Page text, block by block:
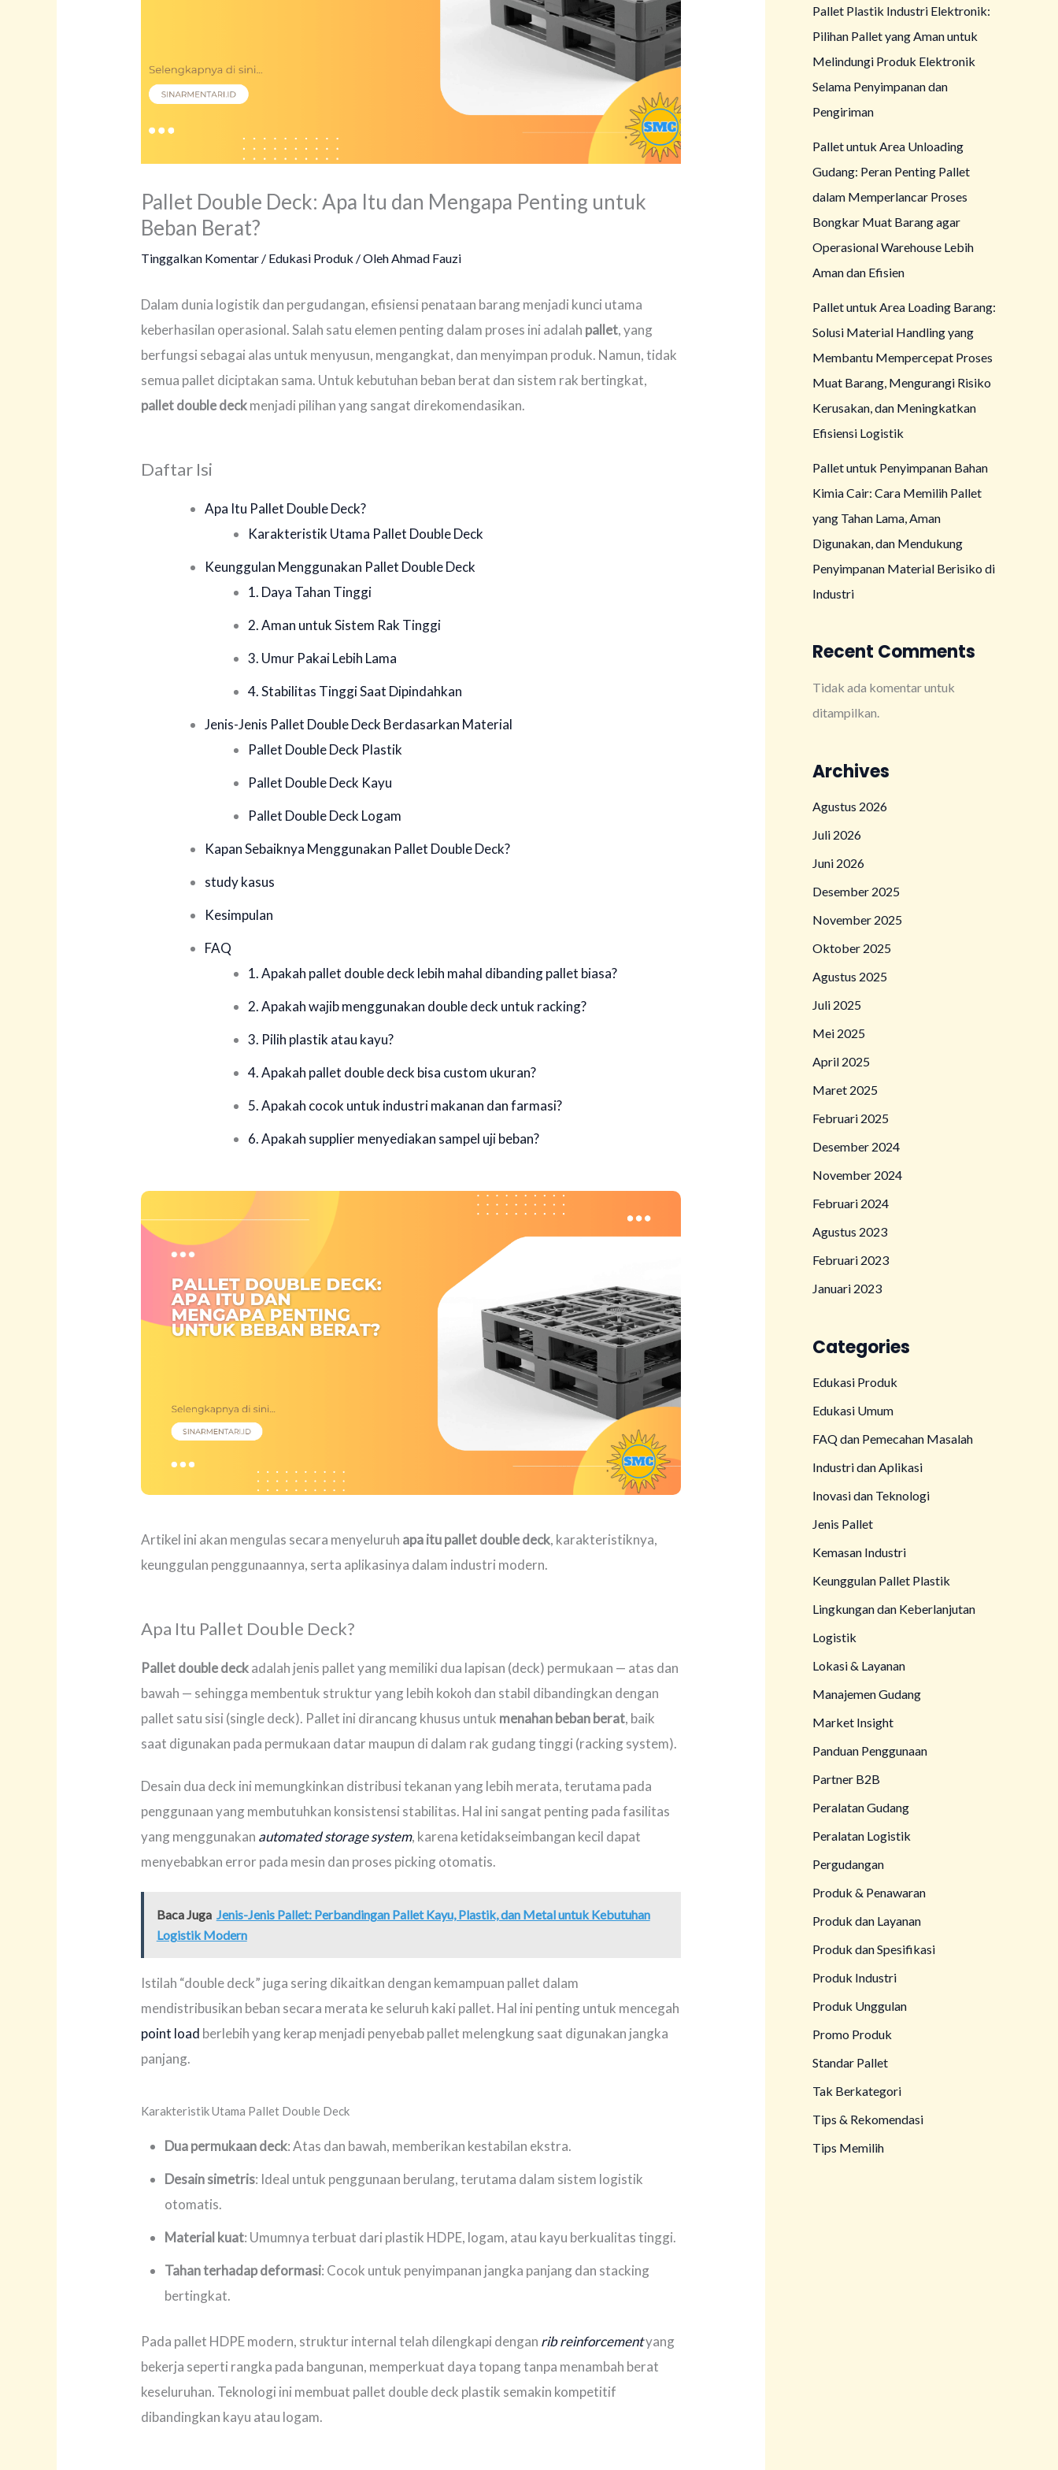
Pallet Double Deck: Apa Itu dan Mengapa Penting untuk
Beban Berat?
Tinggalkan Komentar / Edukasi Produk / OlehAhmad Fauzi
Dalam dunia logistik dan pergudangan, efisiensi penataan barang menjadi kunci utama
keberhasilan operasional. Salah satu elemen penting dalam proses ini adalah pallet, yang
berfungsi sebagai alas untuk menyusun, mengangkat, dan menyimpan produk. Namun, tidak
semua pallet diciptakan sama. Untuk kebutuhan beban berat dan sistem rak bertingkat,
pallet double deckmenjadi pilihan yang sangat direkomendasikan.
Daftar Isi
Apa Itu Pallet Double Deck?
Karakteristik Utama Pallet Double Deck
Keunggulan Menggunakan Pallet Double Deck
1. Daya Tahan Tinggi
2. Aman untuk Sistem Rak Tinggi
3. Umur Pakai Lebih Lama
4. Stabilitas Tinggi Saat Dipindahkan
Jenis-Jenis Pallet Double Deck Berdasarkan Material
Pallet Double Deck Plastik
Pallet Double Deck Kayu
Pallet Double Deck Logam
Kapan Sebaiknya Menggunakan Pallet Double Deck?
study kasus
Kesimpulan
FAQ
1. Apakah pallet double deck lebih mahal dibanding pallet biasa?
2. Apakah wajib menggunakan double deck untuk racking?
3. Pilih plastik atau kayu?
4. Apakah pallet double deck bisa custom ukuran?
5. Apakah cocok untuk industri makanan dan farmasi?
6. Apakah supplier menyediakan sampel uji beban?
Artikel ini akan mengulas secara menyeluruh apa itu pallet double deck, karakteristiknya,
keunggulan penggunaannya, serta aplikasinya dalam industri modern.
Apa Itu Pallet Double Deck?
Pallet double deckadalah jenis pallet yang memiliki dua lapisan (deck) permukaan — atas dan
bawah — sehingga membentuk struktur yang lebih kokoh dan stabil dibandingkan dengan
pallet satu sisi (single deck). Pallet ini dirancang khusus untuk menahan beban berat, baik
saat digunakan pada permukaan datar maupun di dalam rak gudang tinggi (racking system).
Desain dua deck ini memungkinkan distribusi tekanan yang lebih merata, terutama pada
penggunaan yang membutuhkan konsistensi stabilitas. Hal ini sangat penting pada fasilitas
yang menggunakan automated storage system, karena ketidakseimbangan kecil dapat
menyebabkan error pada mesin dan proses picking otomatis.
Baca Juga Jenis-Jenis Pallet: Perbandingan Pallet Kayu, Plastik, dan Metal untuk Kebutuhan
Logistik Modern
Istilah “double deck” juga sering dikaitkan dengan kemampuan pallet dalam
mendistribusikan beban secara merata ke seluruh kaki pallet. Hal ini penting untuk mencegah
point load berlebih yang kerap menjadi penyebab pallet melengkung saat digunakan jangka
panjang.
Karakteristik Utama Pallet Double Deck
Dua permukaan deck: Atas dan bawah, memberikan kestabilan ekstra.
Desain simetris: Ideal untuk penggunaan berulang, terutama dalam sistem logistik
otomatis.
Material kuat: Umumnya terbuat dari plastik HDPE, logam, atau kayu berkualitas tinggi.
Tahan terhadap deformasi: Cocok untuk penyimpanan jangka panjang dan stacking
bertingkat.
Pada pallet HDPE modern, struktur internal telah dilengkapi dengan rib reinforcementyang
bekerja seperti rangka pada bangunan, memperkuat daya topang tanpa menambah berat
keseluruhan. Teknologi ini membuat pallet double deck plastik semakin kompetitif
dibandingkan kayu atau logam.
Pallet Plastik Industri Elektronik:
Pilihan Pallet yang Aman untuk
Melindungi Produk Elektronik
Selama Penyimpanan dan
Pengiriman
Pallet untuk Area Unloading
Gudang: Peran Penting Pallet
dalam Memperlancar Proses
Bongkar Muat Barang agar
Operasional Warehouse Lebih
Aman dan Efisien
Pallet untuk Area Loading Barang:
Solusi Material Handling yang
Membantu Mempercepat Proses
Muat Barang, Mengurangi Risiko
Kerusakan, dan Meningkatkan
Efisiensi Logistik
Pallet untuk Penyimpanan Bahan
Kimia Cair: Cara Memilih Pallet
yang Tahan Lama, Aman
Digunakan, dan Mendukung
Penyimpanan Material Berisiko di
Industri
Recent Comments
Tidak ada komentar untuk
ditampilkan.
Archives
Agustus 2026
Juli 2026
Juni 2026
Desember 2025
November 2025
Oktober 2025
Agustus 2025
Juli 2025
Mei 2025
April 2025
Maret 2025
Februari 2025
Desember 2024
November 2024
Februari 2024
Agustus 2023
Februari 2023
Januari 2023
Categories
Edukasi Produk
Edukasi Umum
FAQ dan Pemecahan Masalah
Industri dan Aplikasi
Inovasi dan Teknologi
Jenis Pallet
Kemasan Industri
Keunggulan Pallet Plastik
Lingkungan dan Keberlanjutan
Logistik
Lokasi & Layanan
Manajemen Gudang
Market Insight
Panduan Penggunaan
Partner B2B
Peralatan Gudang
Peralatan Logistik
Pergudangan
Produk & Penawaran
Produk dan Layanan
Produk dan Spesifikasi
Produk Industri
Produk Unggulan
Promo Produk
Standar Pallet
Tak Berkategori
Tips & Rekomendasi
Tips Memilih